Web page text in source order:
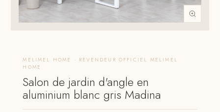
MELIMEL HOME · REVENDEUR OFFICIEL MELIMEL
HOME
Salon de jardin d'angle en
aluminium blanc gris Madina